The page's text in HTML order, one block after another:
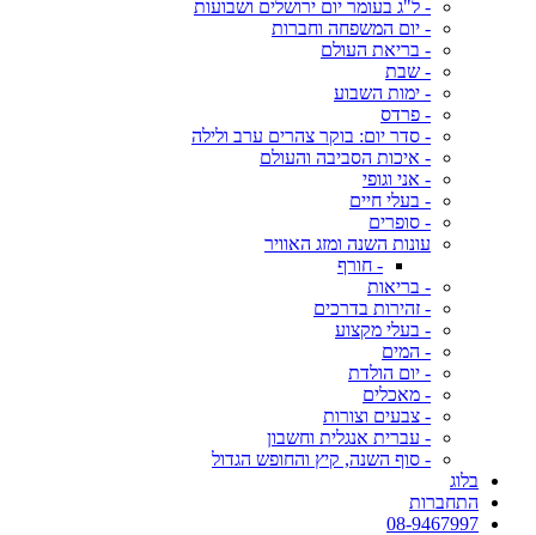
- ל"ג בעומר יום ירושלים ושבועות
- יום המשפחה וחברות
- בריאת העולם
- שבת
- ימות השבוע
- פרדס
- סדר יום: בוקר צהרים ערב ולילה
- איכות הסביבה והעולם
- אני וגופי
- בעלי חיים
- סופרים
עונות השנה ומזג האוויר
- חורף
- בריאות
- זהירות בדרכים
- בעלי מקצוע
- המים
- יום הולדת
- מאכלים
- צבעים וצורות
- עברית אנגלית וחשבון
- סוף השנה, קיץ והחופש הגדול
בלוג
התחברות
08-9467997